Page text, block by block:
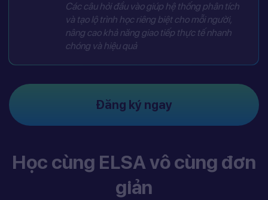
Các câu hỏi đầu vào giúp hệ thống phân tích
và tạo lộ trình học riêng biệt cho mỗi người,
nâng cao khả năng giao tiếp thực tế nhanh
chóng và hiệu quả
Đăng ký ngay
Học cùng ELSA vô cùng đơn
giản